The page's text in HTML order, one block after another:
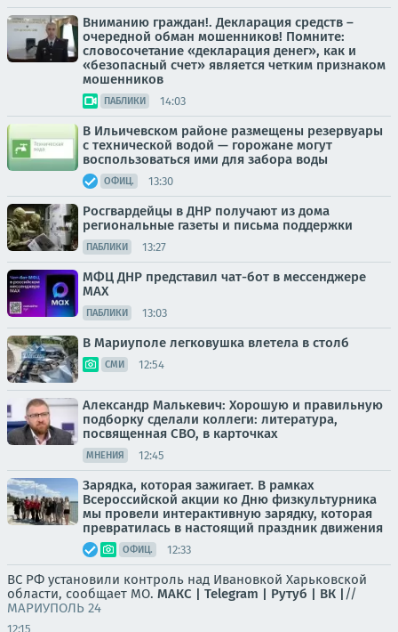
Вниманию граждан!. Декларация средств –
очередной обман мошенников! Помните:
словосочетание «декларация денег», как и
«безопасный счет» является четким признаком
мошенников
ПАБЛИКИ 14:03
В Ильичевском районе размещены резервуары
с технической водой — горожане могут
воспользоваться ими для забора воды
ОФИЦ. 13:30
Росгвардейцы в ДНР получают из дома
региональные газеты и письма поддержки
ПАБЛИКИ 13:27
МФЦ ДНР представил чат-бот в мессенджере
MAX
ПАБЛИКИ 13:03
В Мариуполе легковушка влетела в столб
СМИ 12:54
Александр Малькевич: Хорошую и правильную
подборку сделали коллеги: литература,
посвященная СВО, в карточках
МНЕНИЯ 12:45
Зарядка, которая зажигает. В рамках
Всероссийской акции ко Дню физкультурника
мы провели интерактивную зарядку, которая
превратилась в настоящий праздник движения
ОФИЦ. 12:33
ВС РФ установили контроль над Ивановкой Харьковской
области, сообщает МО. МАКС | Telegram | Рутуб | ВК | //
МАРИУПОЛЬ 24
12:15